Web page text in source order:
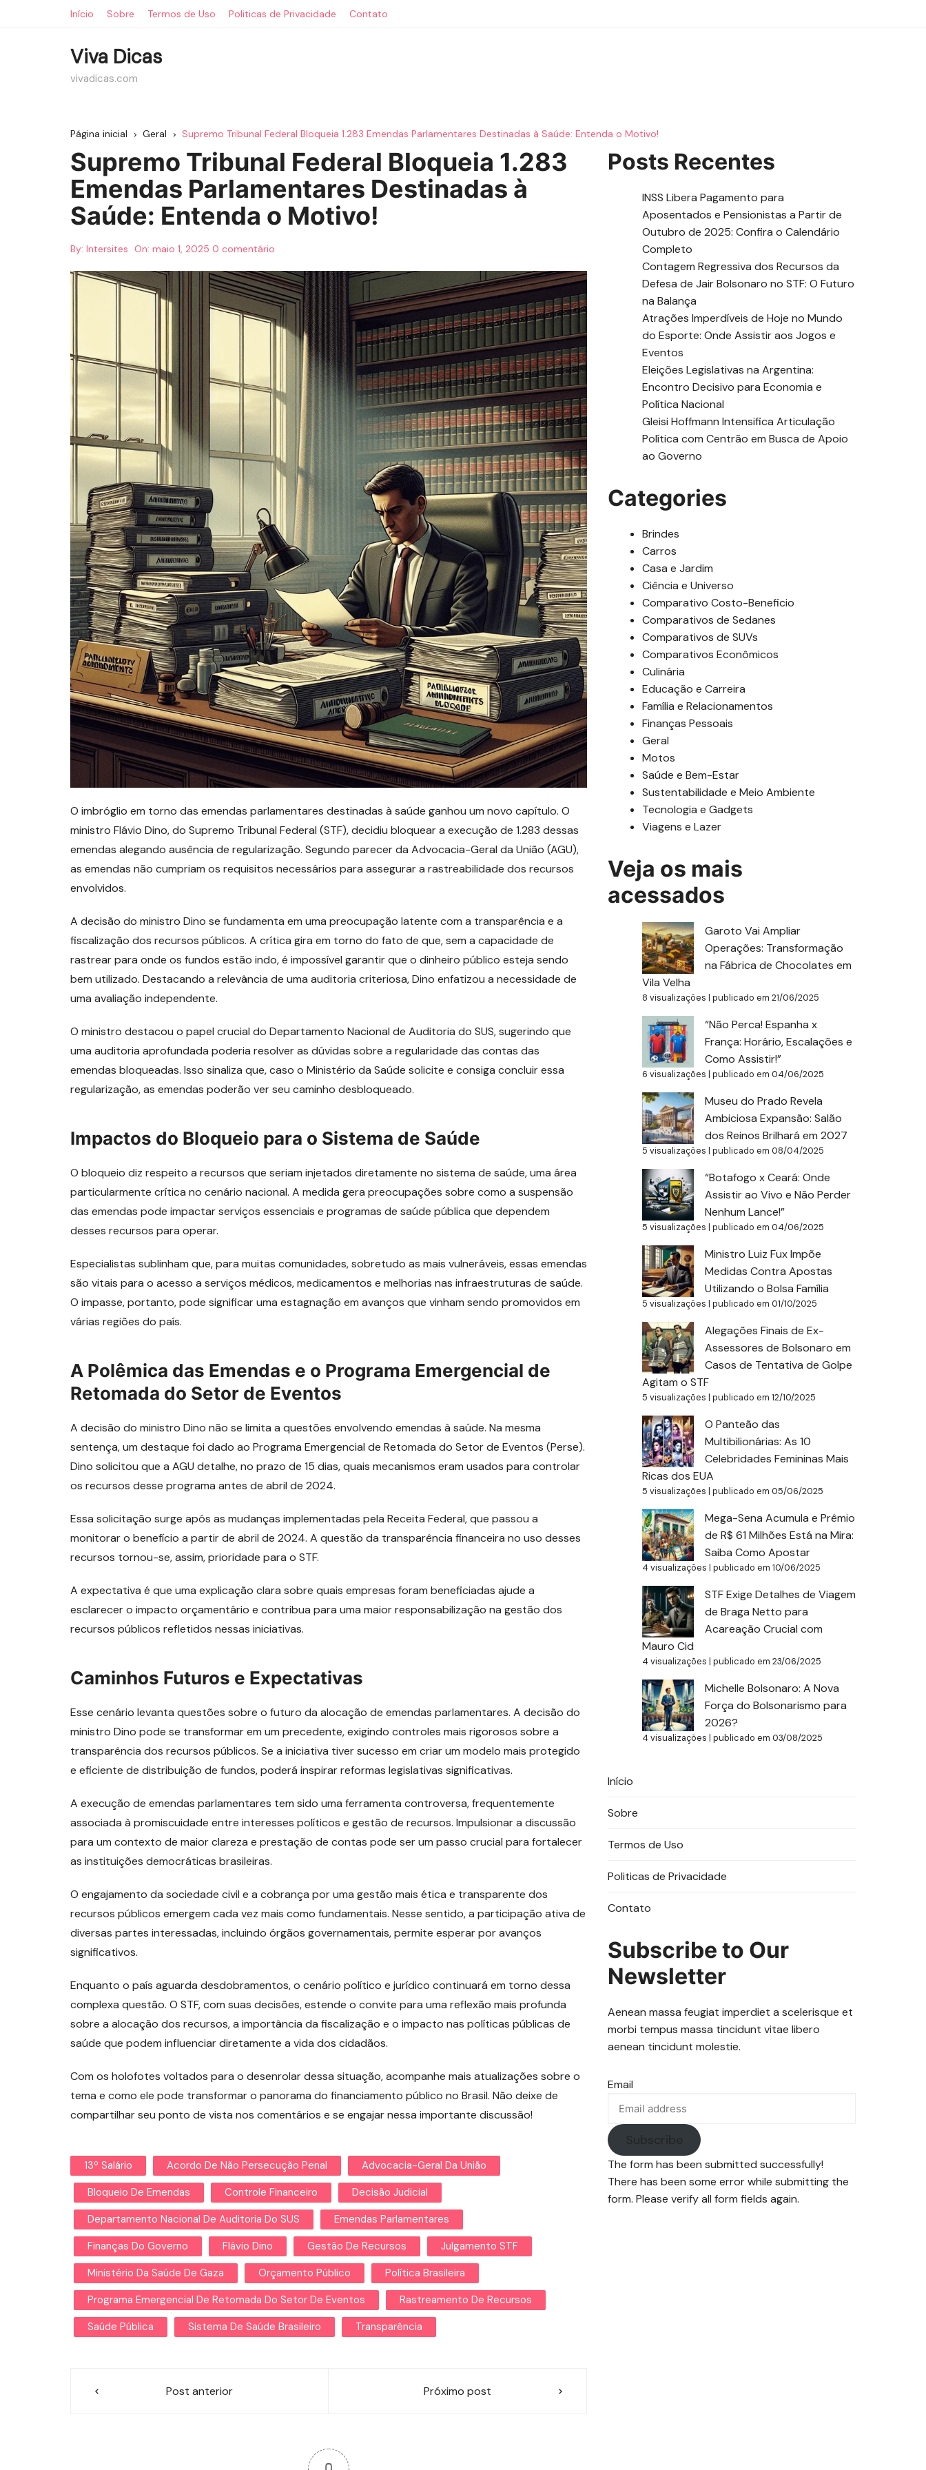
Início Sobre Termos de Uso Politicas de Privacidade Contato
Viva Dicas
vivadicas.com
Página inicial Geral Supremo Tribunal Federal Bloqueia 1.283 Emendas Parlamentares Destinadas à Saúde: Entenda o Motivo!
Supremo Tribunal Federal Bloqueia 1.283
Emendas Parlamentares Destinadas à
Saúde: Entenda o Motivo!
By: Intersites On: maio 1, 2025 0 comentário
O imbróglio em torno das emendas parlamentares destinadas à saúde ganhou um novo capítulo. O
ministro Flávio Dino, do Supremo Tribunal Federal (STF), decidiu bloquear a execução de 1.283 dessas
emendas alegando ausência de regularização. Segundo parecer da Advocacia-Geral da União (AGU),
as emendas não cumpriam os requisitos necessários para assegurar a rastreabilidade dos recursos
envolvidos.
A decisão do ministro Dino se fundamenta em uma preocupação latente com a transparência e a
fiscalização dos recursos públicos. A crítica gira em torno do fato de que, sem a capacidade de
rastrear para onde os fundos estão indo, é impossível garantir que o dinheiro público esteja sendo
bem utilizado. Destacando a relevância de uma auditoria criteriosa, Dino enfatizou a necessidade de
uma avaliação independente.
O ministro destacou o papel crucial do Departamento Nacional de Auditoria do SUS, sugerindo que
uma auditoria aprofundada poderia resolver as dúvidas sobre a regularidade das contas das
emendas bloqueadas. Isso sinaliza que, caso o Ministério da Saúde solicite e consiga concluir essa
regularização, as emendas poderão ver seu caminho desbloqueado.
Impactos do Bloqueio para o Sistema de Saúde
O bloqueio diz respeito a recursos que seriam injetados diretamente no sistema de saúde, uma área
particularmente crítica no cenário nacional. A medida gera preocupações sobre como a suspensão
das emendas pode impactar serviços essenciais e programas de saúde pública que dependem
desses recursos para operar.
Especialistas sublinham que, para muitas comunidades, sobretudo as mais vulneráveis, essas emendas
são vitais para o acesso a serviços médicos, medicamentos e melhorias nas infraestruturas de saúde.
O impasse, portanto, pode significar uma estagnação em avanços que vinham sendo promovidos em
várias regiões do país.
A Polêmica das Emendas e o Programa Emergencial de
Retomada do Setor de Eventos
A decisão do ministro Dino não se limita a questões envolvendo emendas à saúde. Na mesma
sentença, um destaque foi dado ao Programa Emergencial de Retomada do Setor de Eventos (Perse).
Dino solicitou que a AGU detalhe, no prazo de 15 dias, quais mecanismos eram usados para controlar
os recursos desse programa antes de abril de 2024.
Essa solicitação surge após as mudanças implementadas pela Receita Federal, que passou a
monitorar o benefício a partir de abril de 2024. A questão da transparência financeira no uso desses
recursos tornou-se, assim, prioridade para o STF.
A expectativa é que uma explicação clara sobre quais empresas foram beneficiadas ajude a
esclarecer o impacto orçamentário e contribua para uma maior responsabilização na gestão dos
recursos públicos refletidos nessas iniciativas.
Caminhos Futuros e Expectativas
Esse cenário levanta questões sobre o futuro da alocação de emendas parlamentares. A decisão do
ministro Dino pode se transformar em um precedente, exigindo controles mais rigorosos sobre a
transparência dos recursos públicos. Se a iniciativa tiver sucesso em criar um modelo mais protegido
e eficiente de distribuição de fundos, poderá inspirar reformas legislativas significativas.
A execução de emendas parlamentares tem sido uma ferramenta controversa, frequentemente
associada à promiscuidade entre interesses políticos e gestão de recursos. Impulsionar a discussão
para um contexto de maior clareza e prestação de contas pode ser um passo crucial para fortalecer
as instituições democráticas brasileiras.
O engajamento da sociedade civil e a cobrança por uma gestão mais ética e transparente dos
recursos públicos emergem cada vez mais como fundamentais. Nesse sentido, a participação ativa de
diversas partes interessadas, incluindo órgãos governamentais, permite esperar por avanços
significativos.
Enquanto o país aguarda desdobramentos, o cenário político e jurídico continuará em torno dessa
complexa questão. O STF, com suas decisões, estende o convite para uma reflexão mais profunda
sobre a alocação dos recursos, a importância da fiscalização e o impacto nas políticas públicas de
saúde que podem influenciar diretamente a vida dos cidadãos.
Com os holofotes voltados para o desenrolar dessa situação, acompanhe mais atualizações sobre o
tema e como ele pode transformar o panorama do financiamento público no Brasil. Não deixe de
compartilhar seu ponto de vista nos comentários e se engajar nessa importante discussão!
13º Salário Acordo De Não Persecução Penal
Advocacia-Geral Da União
Bloqueio De Emendas
Controle Financeiro
Decisão Judicial
Departamento Nacional De Auditoria Do SUS
Emendas Parlamentares
Finanças Do Governo
Flávio Dino Gestão De Recursos
Julgamento STF
Ministério Da Saúde De Gaza
Orçamento Público
Política Brasileira
Programa Emergencial De Retomada Do Setor De Eventos
Rastreamento De Recursos
Saúde Pública
Sistema De Saúde Brasileiro Transparência
NavegaçãoPost anterior Próximo post
Posts Recentes
INSS Libera Pagamento para
Aposentados e Pensionistas a Partir de
Outubro de 2025: Confira o Calendário
Completo
Contagem Regressiva dos Recursos da
Defesa de Jair Bolsonaro no STF: O Futuro
na Balança
Atrações Imperdíveis de Hoje no Mundo
do Esporte: Onde Assistir aos Jogos e
Eventos
Eleições Legislativas na Argentina:
Encontro Decisivo para Economia e
Política Nacional
Gleisi Hoffmann Intensifica Articulação
Política com Centrão em Busca de Apoio
ao Governo
Categories
Brindes
Carros
Casa e Jardim
Ciência e Universo
Comparativo Costo-Beneficio
Comparativos de Sedanes
Comparativos de SUVs
Comparativos Econômicos
Culinária
Educação e Carreira
Família e Relacionamentos
Finanças Pessoais
Geral
Motos
Saúde e Bem-Estar
Sustentabilidade e Meio Ambiente
Tecnologia e Gadgets
Viagens e Lazer
Veja os mais
acessados
Garoto Vai Ampliar
Operações: Transformação
na Fábrica de Chocolates em
Vila Velha
8 visualizações | publicado em 21/06/2025
“Não Perca! Espanha x
França: Horário, Escalações e
Como Assistir!”
6 visualizações | publicado em 04/06/2025
Museu do Prado Revela
Ambiciosa Expansão: Salão
dos Reinos Brilhará em 2027
5 visualizações | publicado em 08/04/2025
“Botafogo x Ceará: Onde
Assistir ao Vivo e Não Perder
Nenhum Lance!”
5 visualizações | publicado em 04/06/2025
Ministro Luiz Fux Impõe
Medidas Contra Apostas
Utilizando o Bolsa Família
5 visualizações | publicado em 01/10/2025
Alegações Finais de Ex-
Assessores de Bolsonaro em
Casos de Tentativa de Golpe
Agitam o STF
5 visualizações | publicado em 12/10/2025
O Panteão das
Multibilionárias: As 10
Celebridades Femininas Mais
Ricas dos EUA
5 visualizações | publicado em 05/06/2025
Mega-Sena Acumula e Prêmio
de R$ 61 Milhões Está na Mira:
Saiba Como Apostar
4 visualizações | publicado em 10/06/2025
STF Exige Detalhes de Viagem
de Braga Netto para
Acareação Crucial com
Mauro Cid
4 visualizações | publicado em 23/06/2025
Michelle Bolsonaro: A Nova
Força do Bolsonarismo para
2026?
4 visualizações | publicado em 03/08/2025
Início
Sobre
Termos de Uso
Politicas de Privacidade
Contato
Subscribe to Our
Newsletter
Aenean massa feugiat imperdiet a scelerisque et
morbi tempus massa tincidunt vitae libero
aenean tincidunt molestie.
Email
Subscribe
The form has been submitted successfully!
There has been some error while submitting the
form. Please verify all form fields again.